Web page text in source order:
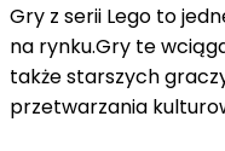
Gry z serii Lego to
na rynku.Gry te
także starszych
przetwarzania